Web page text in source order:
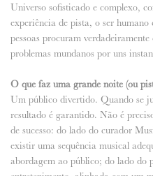
Universo sofisticado e complexo,
experiência de pista, o ser
pessoas procuram
problemas mundanos por uns
O que faz uma grande noite (ou
Um público divertido. Quando se
resultado é garantido. Não é
de sucesso: do lado do curador
existir uma sequência musical
abordagem ao público; do lado do